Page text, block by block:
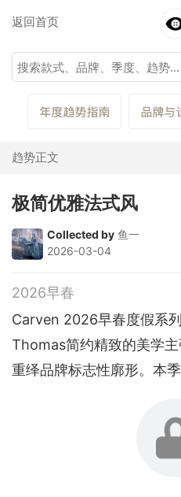
返回首页
趋势正文
极简优雅法式风
Collected by 鱼一
2026-03-04
2026早春
Carven 2026早春度假系
Thomas简约精致的美学主
重绎品牌标志性廓形。本